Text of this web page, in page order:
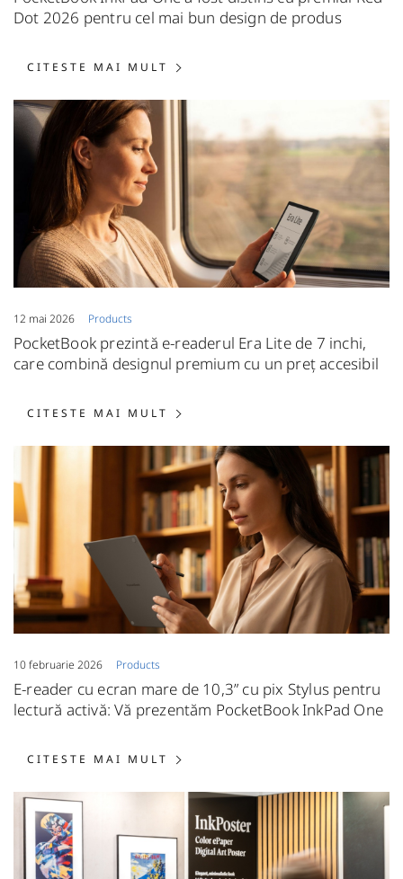
Dot 2026 pentru cel mai bun design de produs
CITESTE MAI MULT CITESTE MAI MULT:
12 mai 2026 Products
PocketBook prezintă e-readerul Era Lite de 7 inchi,
care combină designul premium cu un preț accesibil
CITESTE MAI MULT CITESTE MAI MULT:
10 februarie 2026 Products
E-reader cu ecran mare de 10,3” cu pix Stylus pentru
lectură activă: Vă prezentăm PocketBook InkPad One
CITESTE MAI MULT CITESTE MAI MULT: E-